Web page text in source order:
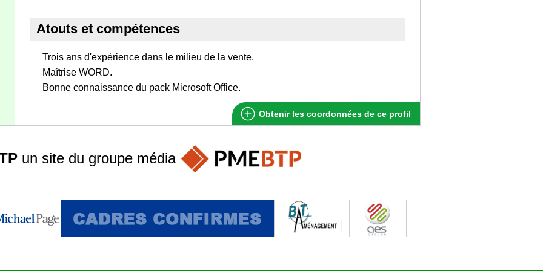
Atouts et compétences
Trois ans d'expérience dans le milieu de la vente.
Maîtrise WORD.
Bonne connaissance du pack Microsoft Office.
Obtenir les coordonnées de ce profil
un site du groupe média